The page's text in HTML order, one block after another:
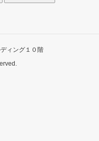
ィング１０階